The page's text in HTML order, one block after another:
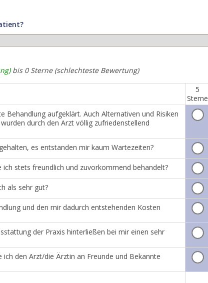
bis 0 Sterne (schlechteste Bewertung)
5
Sterne
Behandlung aufgeklärt. Auch Alternativen und Risiken
durch den Arzt völlig zufriedenstellend
es entstanden mir kaum Wartezeiten?
stets freundlich und zuvorkommend behandelt?
als sehr gut?
und den mir dadurch entstehenden Kosten
der Praxis hinterließen bei mir einen sehr
den Arzt/die Ärztin an Freunde und Bekannte